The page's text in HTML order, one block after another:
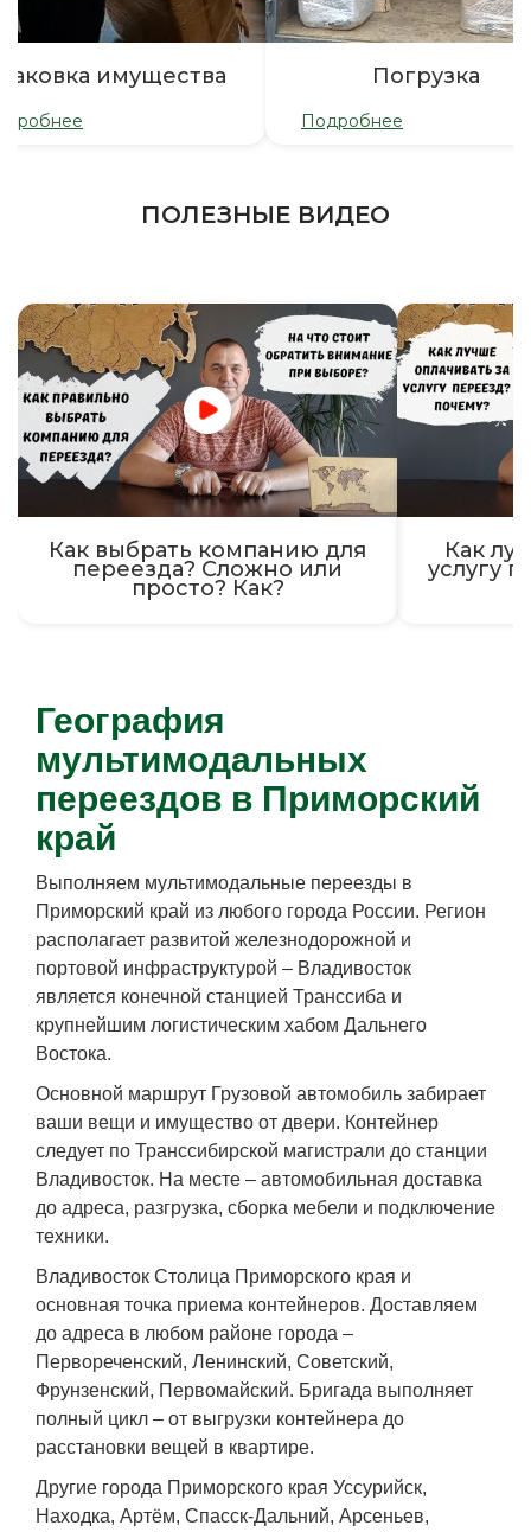
имущества Погрузка
Подробнее
ПОЛЕЗНЫЕ ВИДЕО
Как выбрать компанию для
переезда? Сложно или
просто? Как?
Как
услугу
География
мультимодальных
переездов в Приморский
край
Выполняем мультимодальные переезды в
Приморский край из любого города России. Регион
располагает развитой железнодорожной и
портовой инфраструктурой – Владивосток
является конечной станцией Транссиба и
крупнейшим логистическим хабом Дальнего
Востока.
Основной маршрут Грузовой автомобиль забирает
ваши вещи и имущество от двери. Контейнер
следует по Транссибирской магистрали до станции
Владивосток. На месте – автомобильная доставка
до адреса, разгрузка, сборка мебели и подключение
техники.
Владивосток Столица Приморского края и
основная точка приема контейнеров. Доставляем
до адреса в любом районе города –
Первореченский, Ленинский, Советский,
Фрунзенский, Первомайский. Бригада выполняет
полный цикл – от выгрузки контейнера до
расстановки вещей в квартире.
Другие города Приморского края Уссурийск,
Находка, Артём, Спасск-Дальний, Арсеньев,